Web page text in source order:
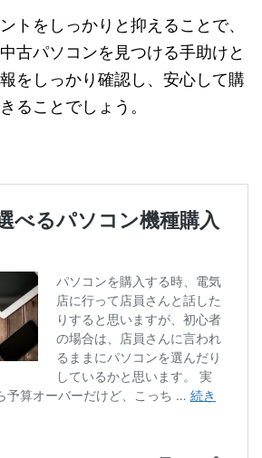
トをしっかりと抑えることで、
古パソコンを見つける手助けと
をしっかり確認し、安心して購
ることでしょう。